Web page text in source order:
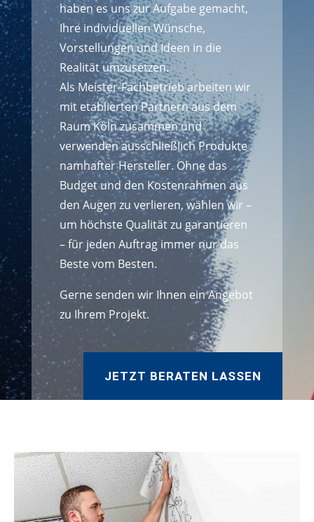
haben es uns zur Aufgabe gemacht,
Ihre individuellen Wünsche,
Vorstellungen und Ideen in die
Realität umzusetzen.
Als Meister-Fachbetrieb arbeiten wir
mit etablierten Partnern aus dem
Raum Köln zusammen und
verwenden ausschließlich Produkte
namhafter Hersteller. Ohne das
Budget und den Kostenrahmen aus
den Augen zu verlieren, wählen wir –
um höchste Qualität zu garantieren
– für jeden Auftrag immer nur das
Beste vom Besten.
Gerne senden wir Ihnen ein Angebot
zu Ihrem Projekt.
JETZT BERATEN LASSEN